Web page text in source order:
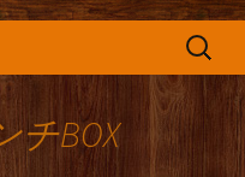
検
チBOX